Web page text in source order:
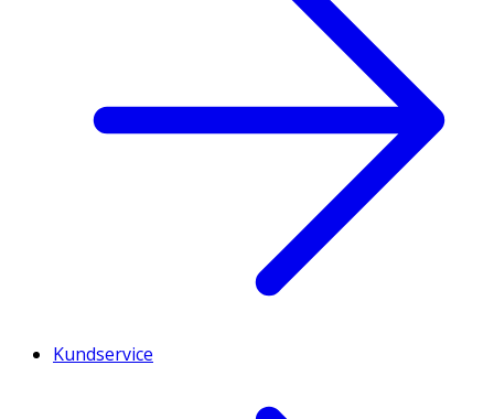
Kundservice